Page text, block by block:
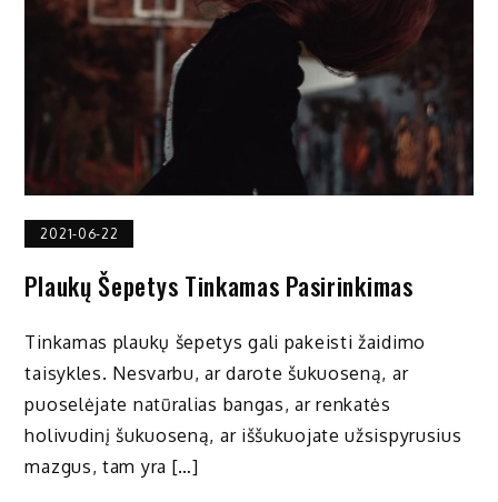
2021-06-22
Plaukų Šepetys Tinkamas Pasirinkimas
Tinkamas plaukų šepetys gali pakeisti žaidimo
taisykles. Nesvarbu, ar darote šukuoseną, ar
puoselėjate natūralias bangas, ar renkatės
holivudinį šukuoseną, ar iššukuojate užsispyrusius
mazgus, tam yra […]